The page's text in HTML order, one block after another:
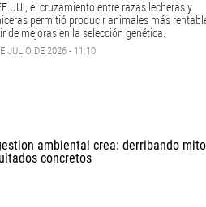
el cruzamiento entre razas lecheras y
permitió producir animales más
de mejoras en la selección genética.
JULIO DE 2026 - 11:10